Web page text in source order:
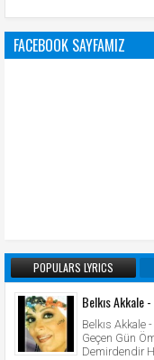
FACEBOOK SAYFAMIZ
POPULARS LYRICS
Belkıs Akkale
Belkıs Akkale
Geçen Gün
Demirdendir